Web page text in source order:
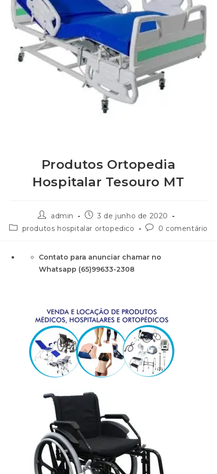
Produtos Ortopedia
Hospitalar Tesouro MT
admin
3 de junho de 2020
produtos hospitalar ortopedico
0 comentário
Contato para anunciar chamar no
Whatsapp (65)99633-2308